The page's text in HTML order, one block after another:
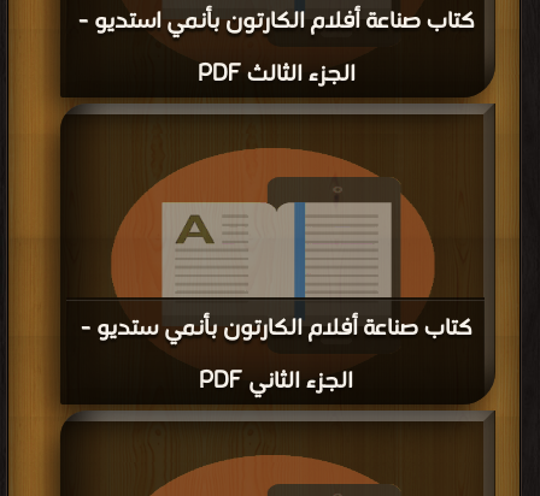
كتاب صناعة أفلام الكارتون بأنمي استديو -
الجزء الثالث PDF
قراءة و تحميل كتاب كتاب صناعة أفلام الكارتون بأنمي استديو - الجزء الثالث PDF
مجانا | مكتبة >كتب في| التحميل : مرة/مرات
كتاب صناعة أفلام الكارتون بأنمي ستديو -
الجزء الثاني PDF
قراءة و تحميل كتاب كتاب صناعة أفلام الكارتون بأنمي ستديو - الجزء الثاني PDF
مجانا | مكتبة >كتب في| التحميل : مرة/مرات